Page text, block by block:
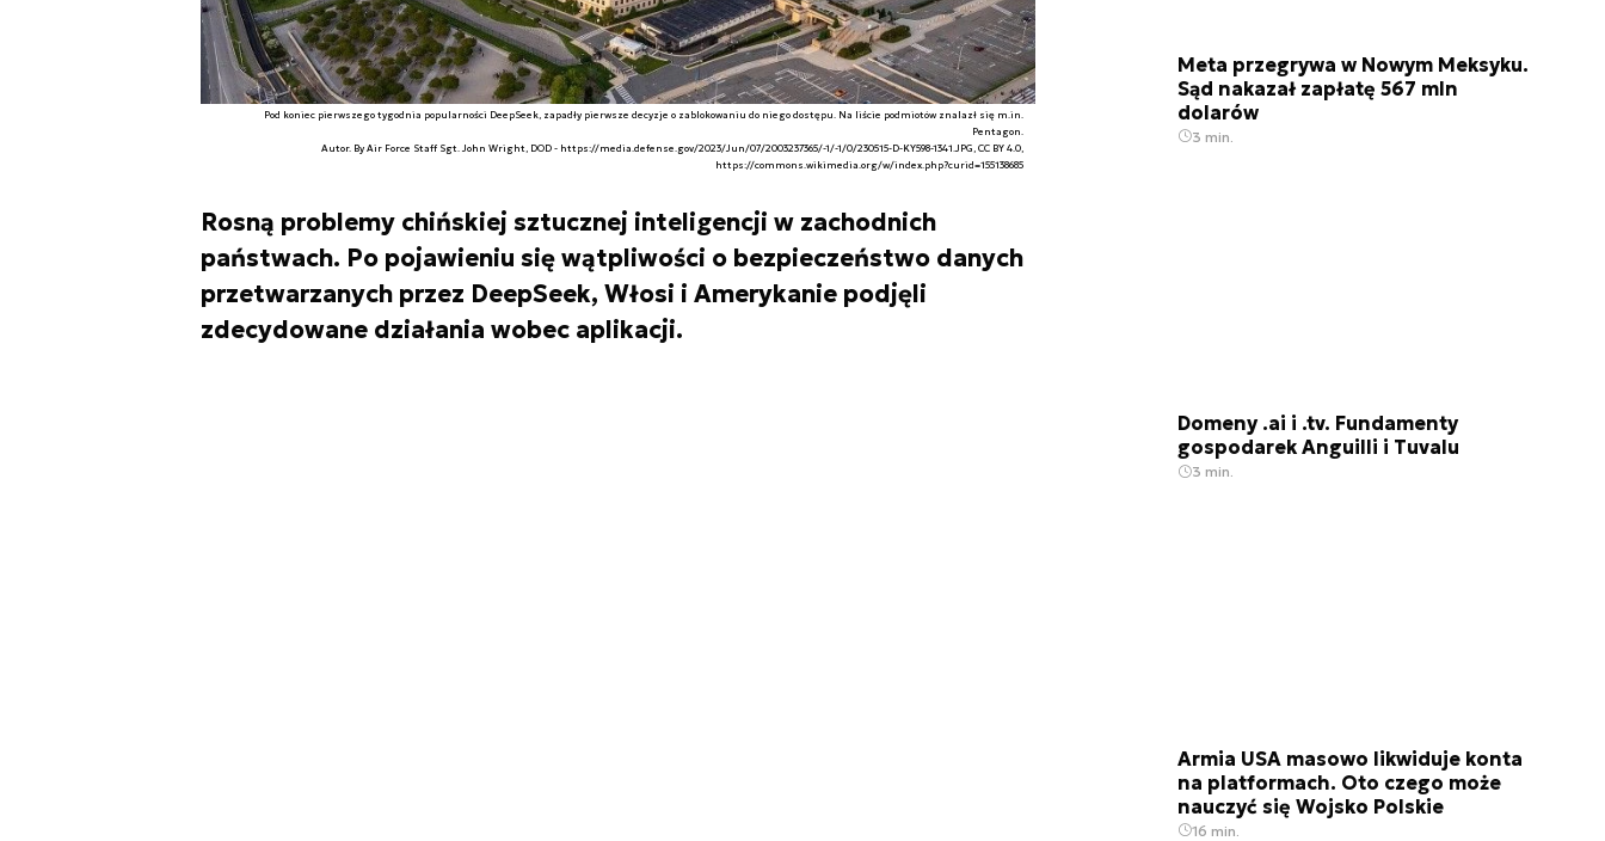
Pod koniec pierwszego tygodnia popularności DeepSeek, zapadły pierwsze decyzje o zablokowaniu do niego dostępu. Na liście podmiotów znalazł się m.in.
Pentagon.
Autor. By Air Force Staff Sgt. John Wright, DOD - https://media.defense.gov/2023/Jun/07/2003237365/-1/-1/0/230515-D-KY598-1341.JPG, CC BY 4.0,
https://commons.wikimedia.org/w/index.php?curid=155138685
Rosną problemy chińskiej sztucznej inteligencji w zachodnich
państwach. Po pojawieniu się wątpliwości o bezpieczeństwo danych
przetwarzanych przez DeepSeek, Włosi i Amerykanie podjęli
zdecydowane działania wobec aplikacji.
Meta przegrywa w Nowym Meksyku.
Sąd nakazał zapłatę 567 mln
dolarów
3 min.
Domeny .ai i .tv. Fundamenty
gospodarek Anguilli i Tuvalu
3 min.
Armia USA masowo likwiduje konta
na platformach. Oto czego może
nauczyć się Wojsko Polskie
16 min.